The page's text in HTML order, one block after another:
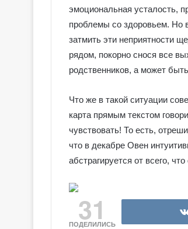
эмоциональная усталость,
проблемы со здоровьем. Но
затмить эти неприятности
рядом, покорно снося все
родственников, а может
Что же в такой ситуации
карта прямым текстом
чувствовать! То есть,
что в декабре Овен
абстрагируется от всего, что
31
ПОДЕЛИЛИСЬ